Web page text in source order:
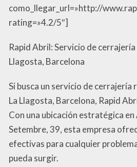
como_llegar_url=»http://
rating=»4.2/5″]
Rapid Abril: Servicio de cerrajería
Llagosta, Barcelona
Si busca un servicio de cerrajería
La Llagosta, Barcelona, Rapid
Con una ubicación estratégica
Setembre, 39, esta empresa
efectivas para cualquier
pueda surgir.